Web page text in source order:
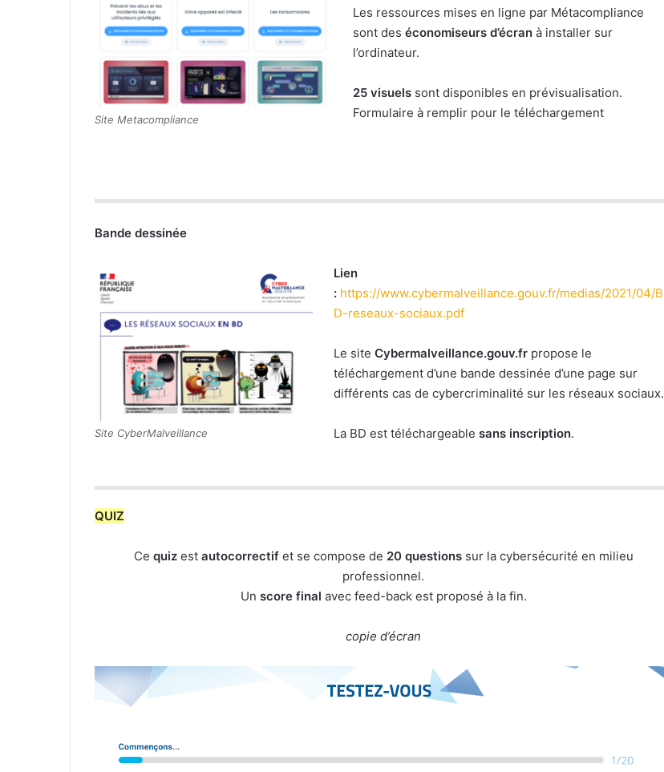
Site Metacompliance
Les ressources mises en ligne par Métacompliance
sont deséconomiseurs d’écran à installer sur
l’ordinateur.
25 visuels sont disponibles en prévisualisation.
Formulaire à remplir pour le téléchargement
Bande dessinée
Site CyberMalveillance
Lien
: https://www.cybermalveillance.gouv.fr/medias/2021/04/B
D-reseaux-sociaux.pdf
Le siteCybermalveillance.gouv.fr propose le
téléchargement d’une bande dessinée d’une page sur
différents cas de cybercriminalité sur les réseaux sociaux.
La BD est téléchargeablesans inscription.
QUIZ
Ce quiz est autocorrectif et se compose de 20 questionssur la cybersécurité en milieu
professionnel.
Un score final avec feed-back est proposé à la fin.
copie d’écran